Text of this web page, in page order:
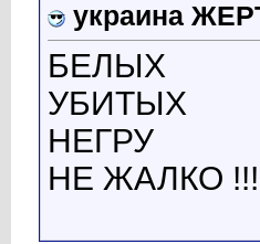
украина
БЕЛЫХ
УБИТЫХ
НЕГРУ
НЕ ЖАЛКО